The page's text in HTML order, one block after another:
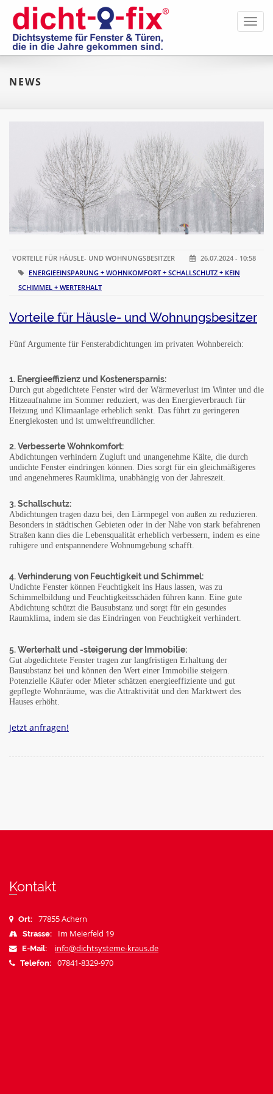
NEWS
VORTEILE FÜR HÄUSLE- UND WOHNUNGSBESITZER
26.07.2024 - 10:58
ENERGIEEINSPARUNG + WOHNKOMFORT + SCHALLSCHUTZ + KEIN
SCHIMMEL + WERTERHALT
Vorteile für Häusle- und Wohnungsbesitzer
Fünf Argumente für Fensterabdichtungen im privaten Wohnbereich:
1. Energieeffizienz und Kostenersparnis:
Durch gut abgedichtete Fenster wird der Wärmeverlust im Winter und die
Hitzeaufnahme im Sommer reduziert, was den Energieverbrauch für
Heizung und Klimaanlage erheblich senkt. Das führt zu geringeren
Energiekosten und ist umweltfreundlicher.
2. Verbesserte Wohnkomfort:
Abdichtungen verhindern Zugluft und unangenehme Kälte, die durch
undichte Fenster eindringen können. Dies sorgt für ein gleichmäßigeres
und angenehmeres Raumklima, unabhängig von der Jahreszeit.
3. Schallschutz:
Abdichtungen tragen dazu bei, den Lärmpegel von außen zu reduzieren.
Besonders in städtischen Gebieten oder in der Nähe von stark befahrenen
Straßen kann dies die Lebensqualität erheblich verbessern, indem es eine
ruhigere und entspannendere Wohnumgebung schafft.
4. Verhinderung von Feuchtigkeit und Schimmel:
Undichte Fenster können Feuchtigkeit ins Haus lassen, was zu
Schimmelbildung und Feuchtigkeitsschäden führen kann. Eine gute
Abdichtung schützt die Bausubstanz und sorgt für ein gesundes
Raumklima, indem sie das Eindringen von Feuchtigkeit verhindert.
5. Werterhalt und -steigerung der Immobilie:
Gut abgedichtete Fenster tragen zur langfristigen Erhaltung der
Bausubstanz bei und können den Wert einer Immobilie steigern.
Potenzielle Käufer oder Mieter schätzen energieeffiziente und gut
gepflegte Wohnräume, was die Attraktivität und den Marktwert des
Hauses erhöht.
Jetzt anfragen!
Kontakt
Ort: 77855 Achern
Strasse: Im Meierfeld 19
E-Mail: info@dichtsysteme-kraus.de
Telefon: 07841-8329-970